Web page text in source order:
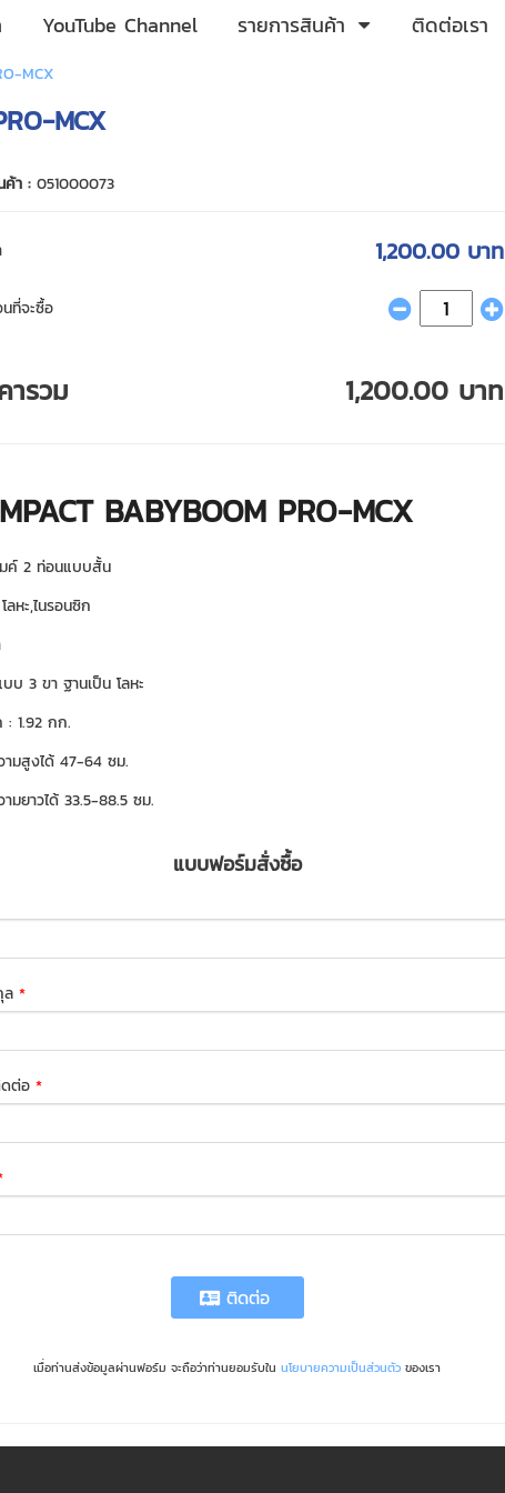
YouTube Channel รายการสินค้า ติดต่อเรา
MCX
MCX
ค้า : 051000073
1,200.00 บาท
ที่จะซื้อ
ารวม 1,200.00 บาท
BABYBOOM PRO-MCX
ค์ 2 ท่อนแบบสั้น
ลหะ,ไนรอนซิก
บ 3 ขา ฐานเป็น โลหะ
: 1.92 กก.
มสูงได้ 47-64 ซม.
มยาวได้ 33.5-88.5 ซม.
แบบฟอร์มสั่งซื้อ
ล *
ต่อ *
ติดต่อ
เมื่อท่านส่งข้อมูลผ่านฟอร์ม จะถือว่าท่านยอมรับในนโยบายความเป็นส่วนตัว ของเรา